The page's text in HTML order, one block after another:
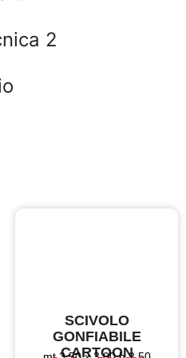
2
SCIVOLO
GONFIABILE
CARTOON